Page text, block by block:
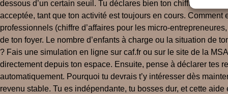
dessous d’un certain seuil. Tu déclares bien ton chiffre
acceptée, tant que ton activité est toujours en cours.
professionnels (chiffre d’affaires pour les micro-
de ton foyer. Le nombre d’enfants à charge ou la situation de
? Fais une simulation en ligne sur caf.fr ou sur le site de la
directement depuis ton espace. Ensuite, pense à déclarer tes
automatiquement. Pourquoi tu devrais t’y intéresser dès
revenu stable. Tu es indépendante, tu bosses dur, et cette